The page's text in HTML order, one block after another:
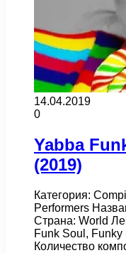
14.04.2019
0
Yabba
(2019)
Категория:
Performers
Страна: World
Funk Soul,
Количество